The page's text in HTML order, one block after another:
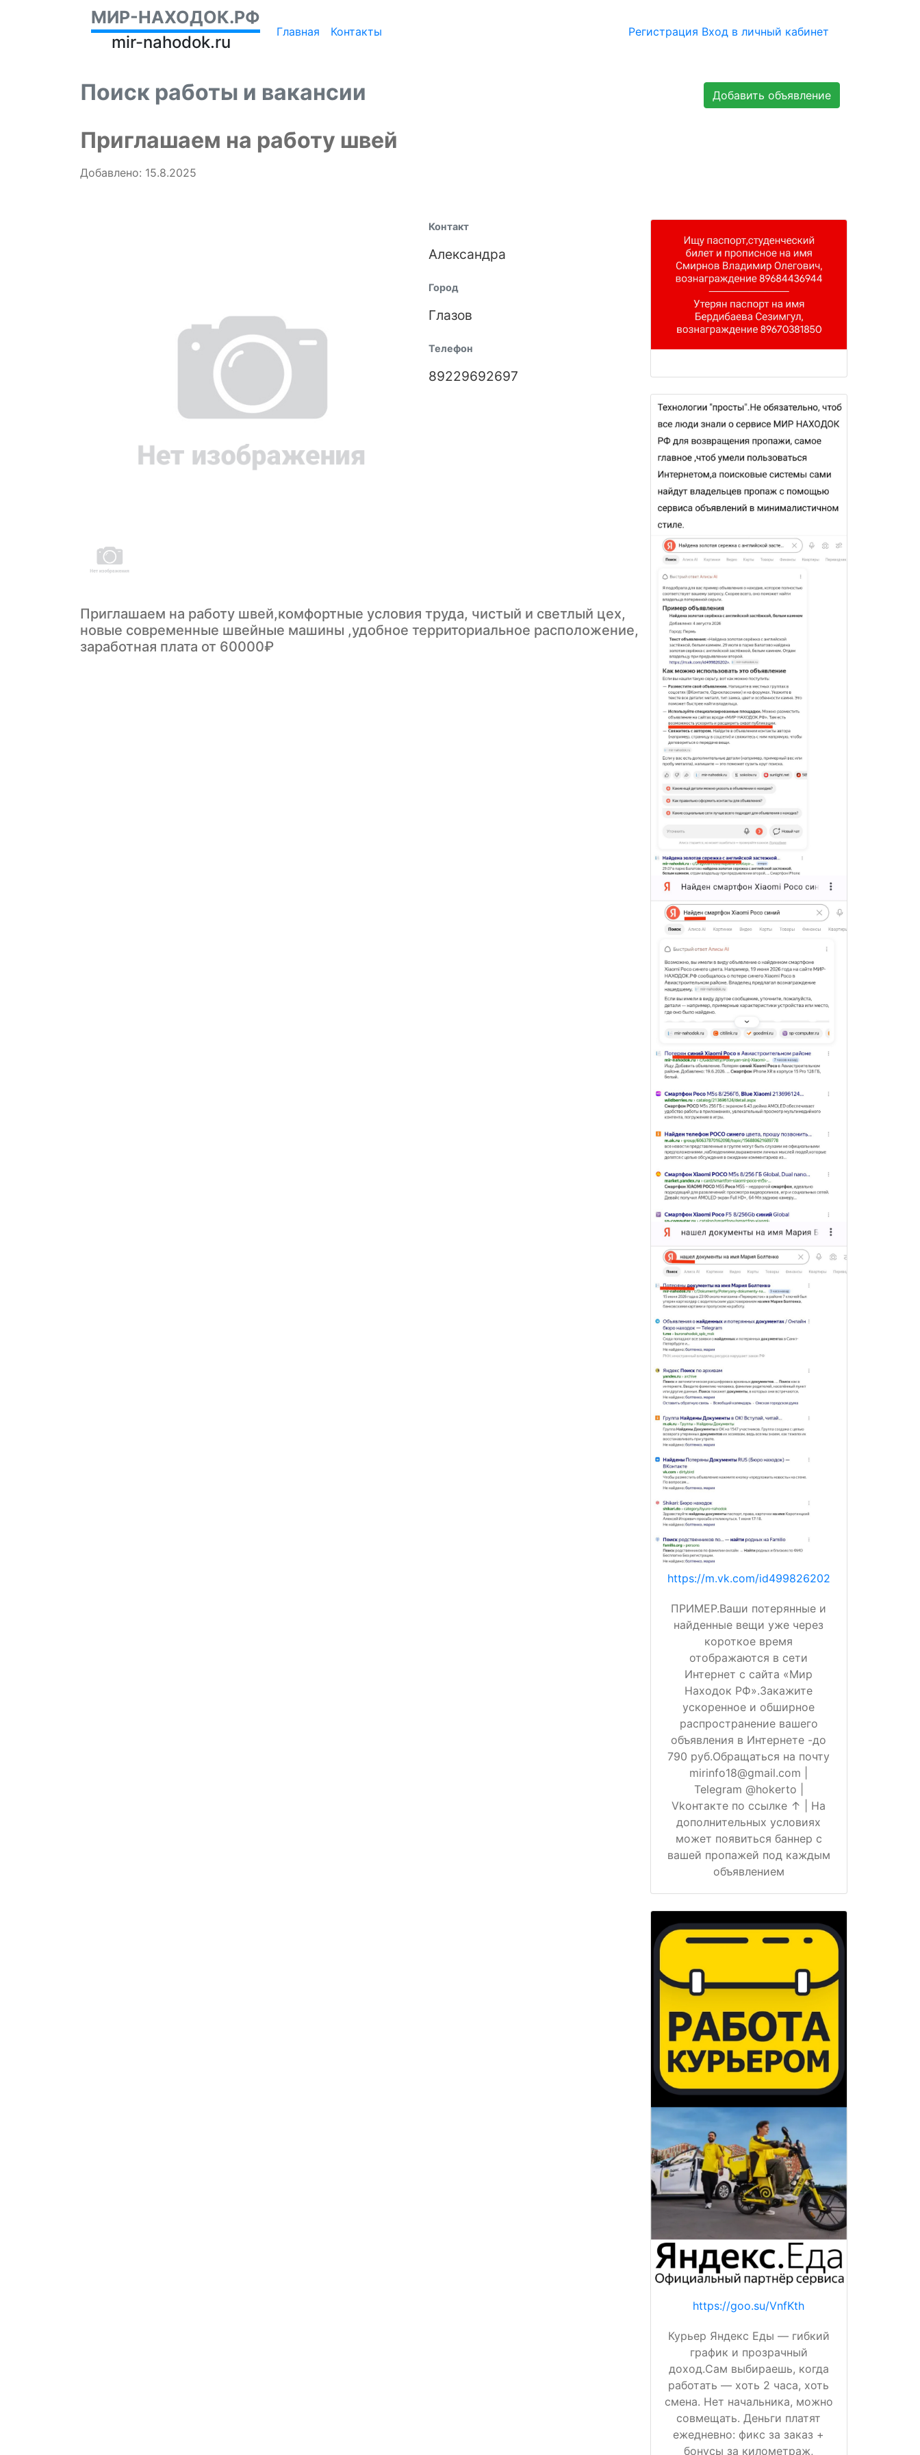
МИР-НАХОДОК.РФ
mir-nahodok.ru
Главная Контакты Регистрация Вход в личный кабинет
Поиск работы и вакансии Добавить объявление
Приглашаем на работу швей
Добавлено: 15.8.2025
Контакт
Александра
Город
Глазов
Телефон
89229692697
Приглашаем на работу швей,комфортные условия труда, чистый и светлый цех,
новые современные швейные машины ,удобное территориальное расположение,
заработная плата от 60000₽
https://m.vk.com/id499826202
ПРИМЕР.Ваши потерянные и
найденные вещи уже через
короткое время
отображаются в сети
Интернет с сайта «Мир
Находок РФ».Закажите
ускоренное и обширное
распространение вашего
объявления в Интернете -до
790 руб.Обращаться на почту
mirinfo18@gmail.com |
Telegram @hokerto |
Vkонтакте по ссылке ↑ | На
дополнительных условиях
может появиться баннер с
вашей пропажей под каждым
объявлением
https://goo.su/VnfKth
Курьер Яндекс Еды — гибкий
график и прозрачный
доход.Сам выбираешь, когда
работать — хоть 2 часа, хоть
смена. Нет начальника, можно
совмещать. Деньги платят
ежедневно: фикс за заказ +
бонусы за километраж,